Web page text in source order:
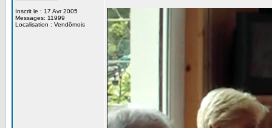
Inscrit le : 17 Avr 2005
Messages: 11999
Localisation : Vendômois